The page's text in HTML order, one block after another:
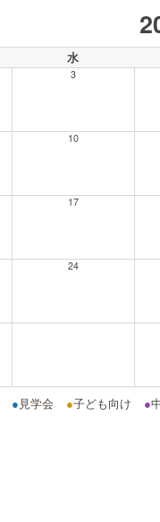
水
3
10
17
24
● 見学会 ●子ども向け ●